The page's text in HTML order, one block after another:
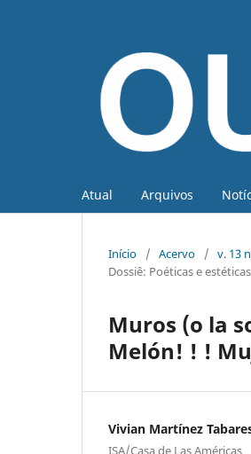
Atual Arquivos
Início / Acervo / v. 13
Dossiê: Poéticas e
Muros (o la
Melón! ! !
Vivian Martínez
ISA/Casa de Las Américas